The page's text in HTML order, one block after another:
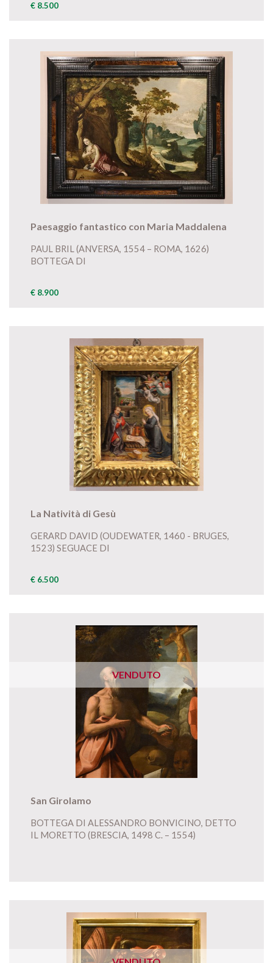
€ 8.500
Paesaggio fantastico con Maria Maddalena
PAUL BRIL (ANVERSA, 1554 – ROMA, 1626)
BOTTEGA DI
€ 8.900
La Natività di Gesù
GERARD DAVID (OUDEWATER, 1460 - BRUGES,
1523) SEGUACE DI
€ 6.500
VENDUTO
San Girolamo
BOTTEGA DI ALESSANDRO BONVICINO, DETTO
IL MORETTO (BRESCIA, 1498 C. – 1554)